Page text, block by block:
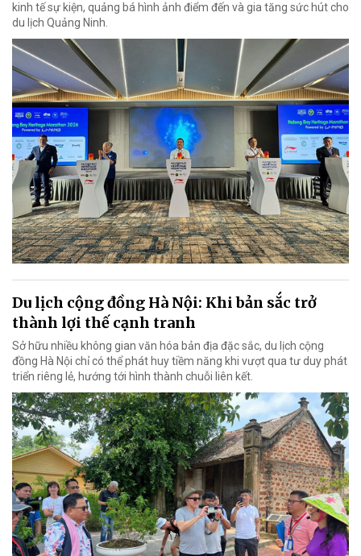
kinh tế sự kiện, quảng bá hình ảnh điểm đến và gia tăng sức hút cho
du lịch Quảng Ninh.
Du lịch cộng đồng Hà Nội: Khi bản sắc trở
thành lợi thế cạnh tranh
Sở hữu nhiều không gian văn hóa bản địa đặc sắc, du lịch cộng
đồng Hà Nội chỉ có thể phát huy tiềm năng khi vượt qua tư duy phát
triển riêng lẻ, hướng tới hình thành chuỗi liên kết.